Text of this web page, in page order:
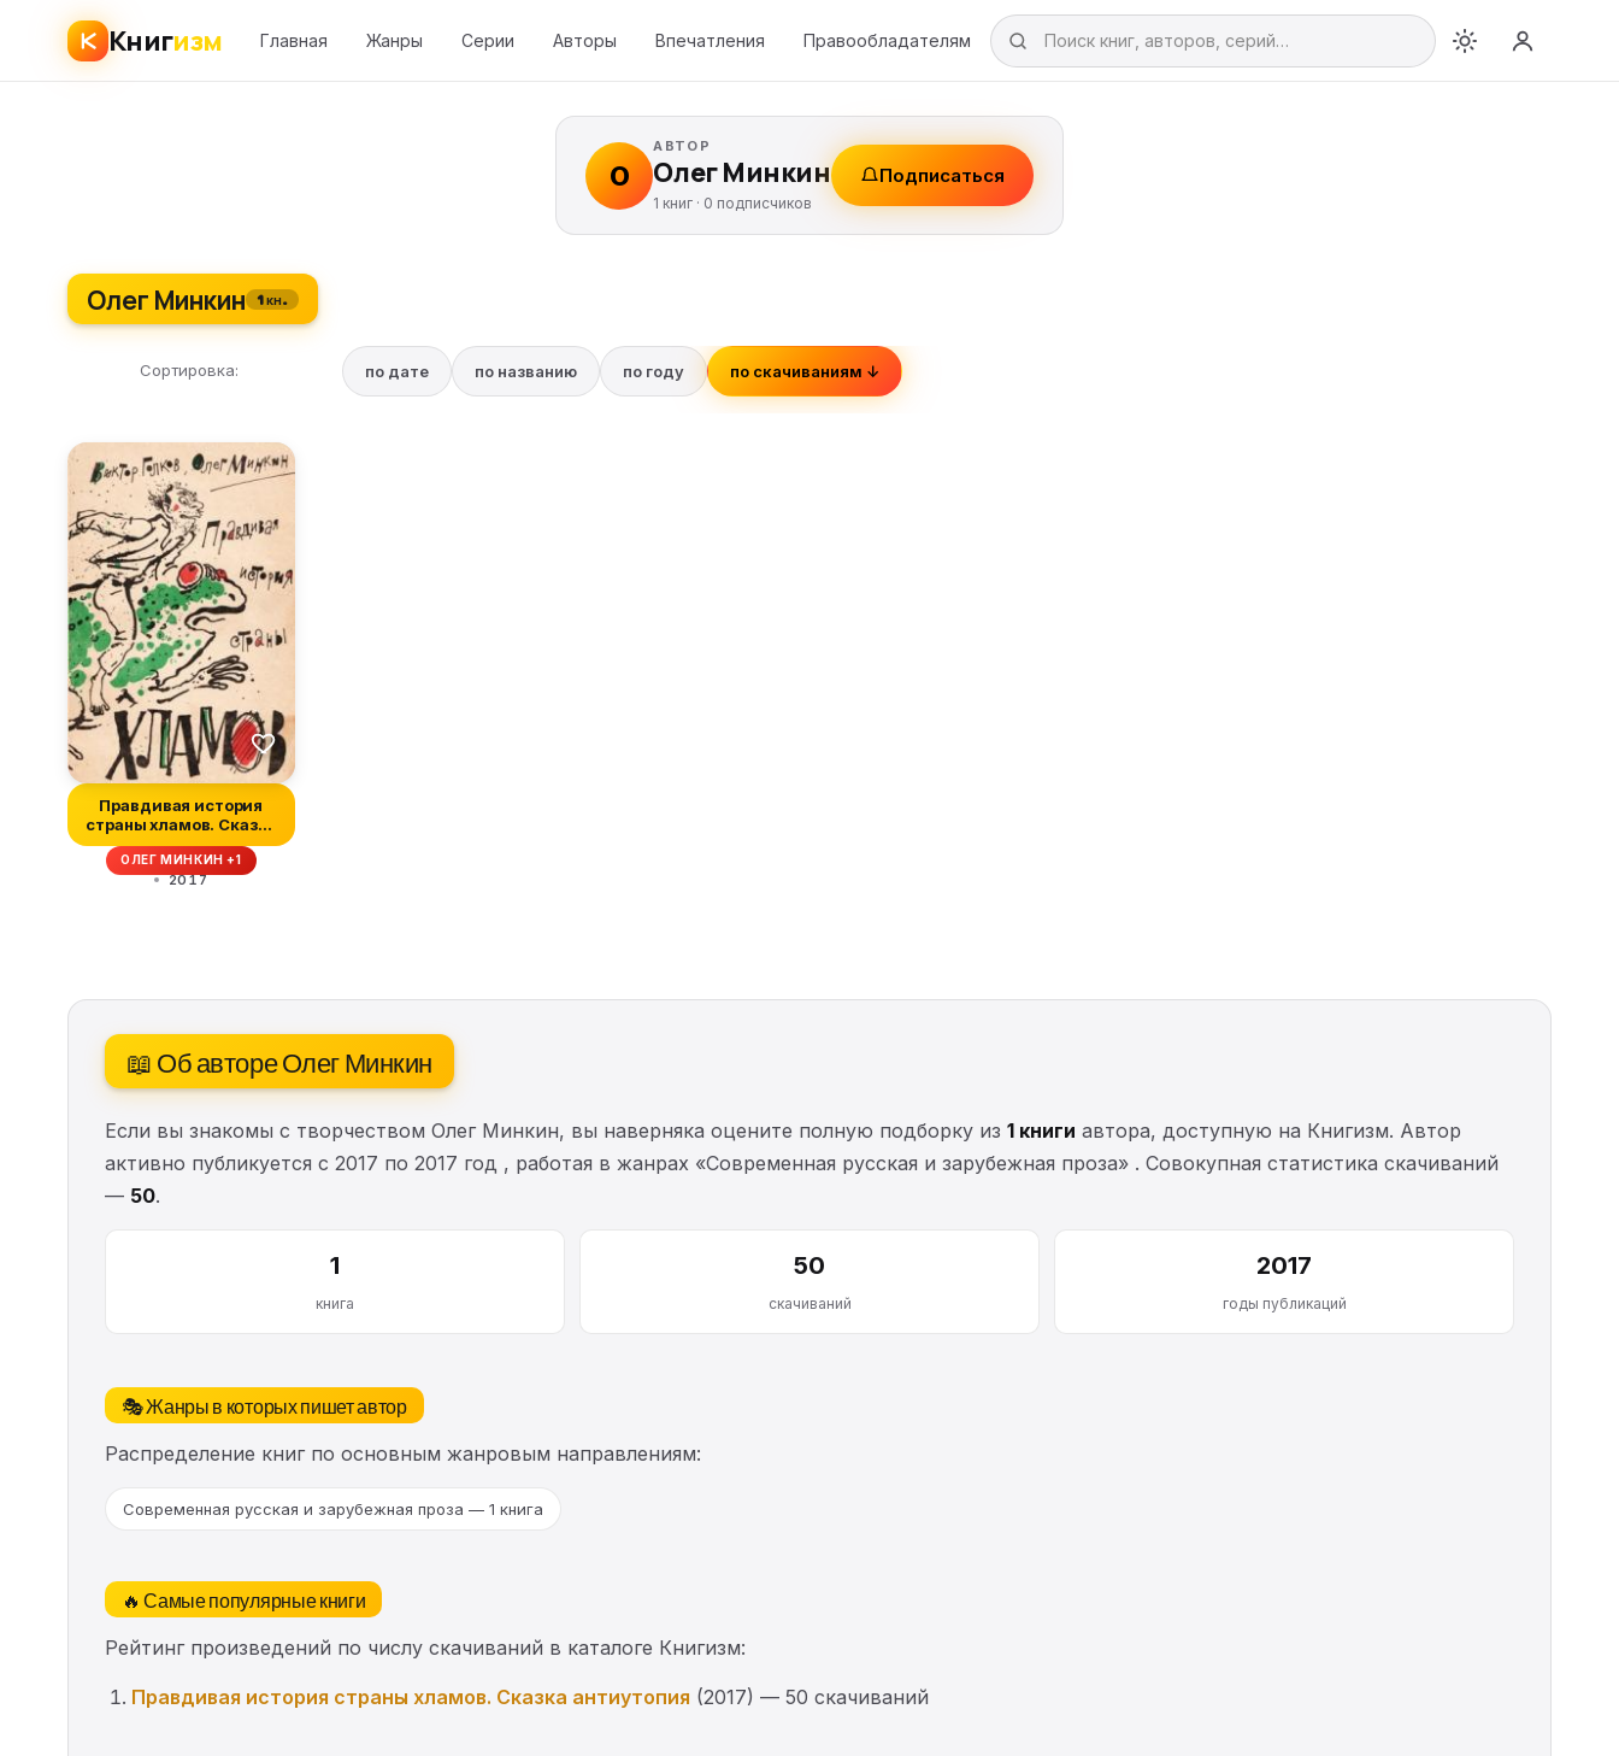
Книгизм Главная Жанры Серии Авторы Впечатления Правообладателям
О
АВТОР
Олег Минкин
1 книг · 0 подписчиков
Подписаться
Олег Минкин 1 кн.
Сортировка: по дате по названию по году по скачиваниям ↓
Правдивая история
страны хламов. Сказка
антиутопия
ОЛЕГ МИНКИН +1
2017
📖 Об авторе Олег Минкин
Если вы знакомы с творчеством Олег Минкин, вы наверняка оцените полную подборку из 1 книги автора, доступную на Книгизм. Автор
активно публикуется с 2017 по 2017 год , работая в жанрах «Современная русская и зарубежная проза» . Совокупная статистика скачиваний
— 50.
1
книга
50
скачиваний
2017
годы публикаций
🎭 Жанры в которых пишет автор
Распределение книг по основным жанровым направлениям:
Современная русская и зарубежная проза — 1 книга
🔥 Самые популярные книги
Рейтинг произведений по числу скачиваний в каталоге Книгизм:
Правдивая история страны хламов. Сказка антиутопия (2017) — 50 скачиваний